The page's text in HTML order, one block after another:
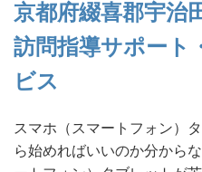
京都府綴喜郡宇治
訪問指導サポート
ビス
スマホ（スマートフォン）
ら始めればいいのか分から